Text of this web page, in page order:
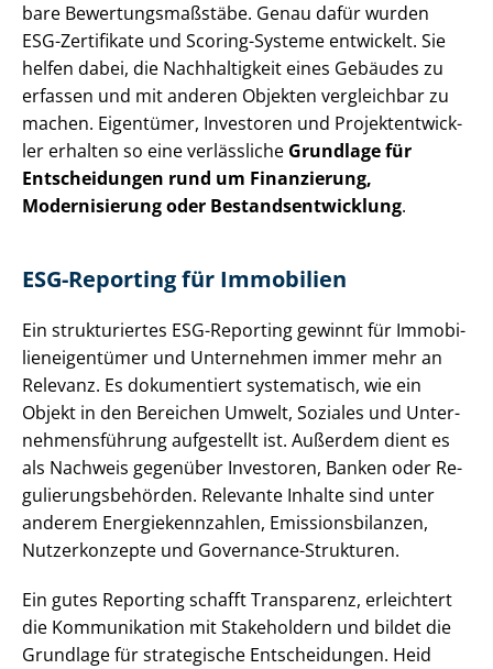
ba­re Be­wer­tungs­maß­stä­be. Genau dafür wurden
ESG-Zertifikate und Scoring-Systeme entwickelt. Sie
helfen dabei, die Nachhaltigkeit eines Gebäudes zu
erfassen und mit anderen Objekten vergleichbar zu
machen. Eigentümer, Investoren und Pro­jekt­ent­wick­
ler erhalten so eine verlässliche Grundlage für
Entscheidungen rund um Finanzierung,
Modernisierung oder Be­stands­ent­wick­lung.
ESG-Reporting für Immobilien
Ein strukturiertes ESG-Reporting gewinnt für Im­mo­bi­
li­en­ei­gen­tü­mer und Unternehmen immer mehr an
Relevanz. Es dokumentiert systematisch, wie ein
Objekt in den Bereichen Umwelt, Soziales und Un­ter­
neh­mens­füh­rung aufgestellt ist. Außerdem dient es
als Nachweis gegenüber Investoren, Banken oder Re­
gu­lie­rungs­be­hör­den. Relevante Inhalte sind unter
anderem En­er­gie­kenn­zah­len, Emis­si­ons­bi­lan­zen,
Nutzerkonzepte und Governance-Strukturen.
Ein gutes Reporting schafft Transparenz, erleichtert
die Kommunikation mit Stakeholdern und bildet die
Grundlage für strategische Entscheidungen. Heid